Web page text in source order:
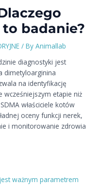
badanie?
/ ByAnimallab
diagnostyki jest
dimetyloarginina
na identyfikację
wcześniejszym etapie niż
właściciele kotów
oceny funkcji nerek,
i monitorowanie zdrowia
ważnym parametrem